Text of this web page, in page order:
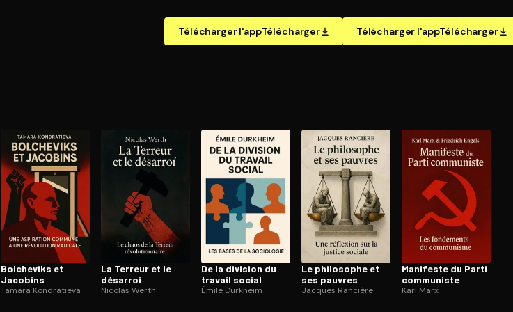
Télécharger l'appTélécharger Télécharger l'appTélécharger
Bolcheviks et
Jacobins
Tamara Kondratieva
La Terreur et le
désarroi
Nicolas Werth
De la division du
travail social
Émile Durkheim
Le philosophe et
ses pauvres
Jacques Rancière
Manifeste du Parti
communiste
Karl Marx